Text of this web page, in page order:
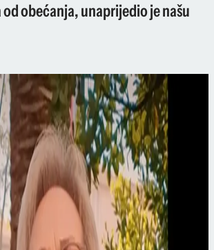
od obećanja, unaprijedio je našu